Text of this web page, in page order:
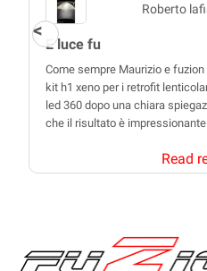
Roberto
E luce fu
Come sempre Maurizio e
kit h1 xeno per i retrofit
led 360 dopo una chiara
che il risultato è
Read